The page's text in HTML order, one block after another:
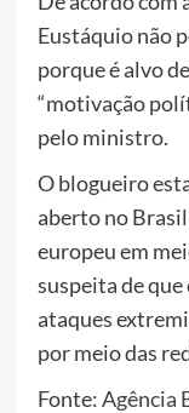
Eustáquio não
porque é alvo
“motivação
pelo ministro.
O blogueiro
aberto no
europeu em
suspeita de
ataques
por meio das
Fonte:Agência